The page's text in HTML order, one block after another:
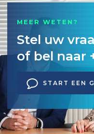
MEER WETEN?
Stel uw
of bel naar
START EEN